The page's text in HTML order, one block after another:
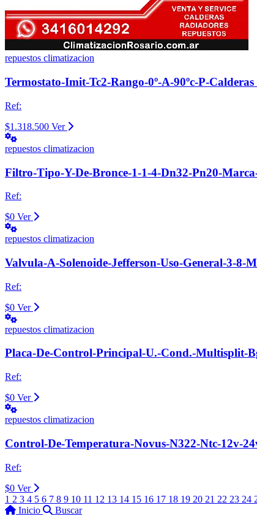
repuestos climatizacion
Termostato-Imit-Tc2-Rango-0º-A-90ºc-P-
Ref:
$1.318.500 Ver
repuestos climatizacion
Filtro-Tipo-Y-De-Bronce-1-1-4-Dn32-Pn20-
Ref:
$0 Ver
repuestos climatizacion
Valvula-A-Solenoide-Jefferson-Uso-General-3-8-
Ref:
$0 Ver
repuestos climatizacion
Placa-De-Control-Principal-U.-Cond.-Multisplit-
Ref:
$0 Ver
repuestos climatizacion
Control-De-Temperatura-Novus-N322-Ntc-12v-
Ref:
$0 Ver
1 2 3 4 5 6 7 8 9 10 11 12 13 14 15 16 17 18 19 20 21 22 23 24
Inicio
Buscar